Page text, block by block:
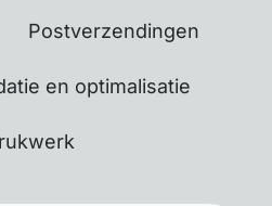
Postverzendingen
en optimalisatie